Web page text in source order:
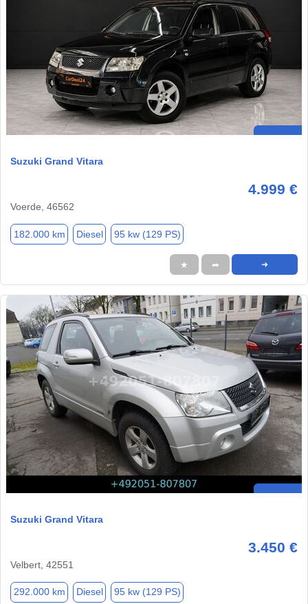
Suzuki Grand Vitara
4.999 €
Voerde, 46562
182.000 km Diesel 95 kw (129 PS)
★ ➦ ➜
Suzuki Grand Vitara
3.450 €
Velbert, 42551
292.000 km Diesel 95 kw (129 PS)